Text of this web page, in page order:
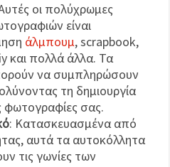
οι πολύχρωμες
είναι
άλμπουμ, scrapbook,
και πολλά άλλα. Τα
να συμπληρώσουν
τη δημιουργία
φωτογραφίες σας.
: Κατασκευασμένα από
αυτά τα αυτοκόλλητα
τις γωνίες των